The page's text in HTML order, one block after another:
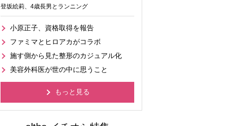
登坂絵莉、4歳長男とランニング
小原正子、資格取得を報告
ファミマとヒロアカがコラボ
施す側から見た整形のカジュアル化
美容外科医が世の中に思うこと
もっと見る